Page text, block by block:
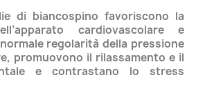
di biancospino favoriscono la
cardiovascolare e
regolarità della pressione
promuovono il rilassamento e il
e contrastano lo stress